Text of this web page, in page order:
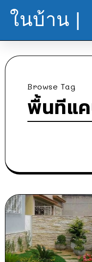
ในบ้าน |
Browse Tag
พื้นทีแ